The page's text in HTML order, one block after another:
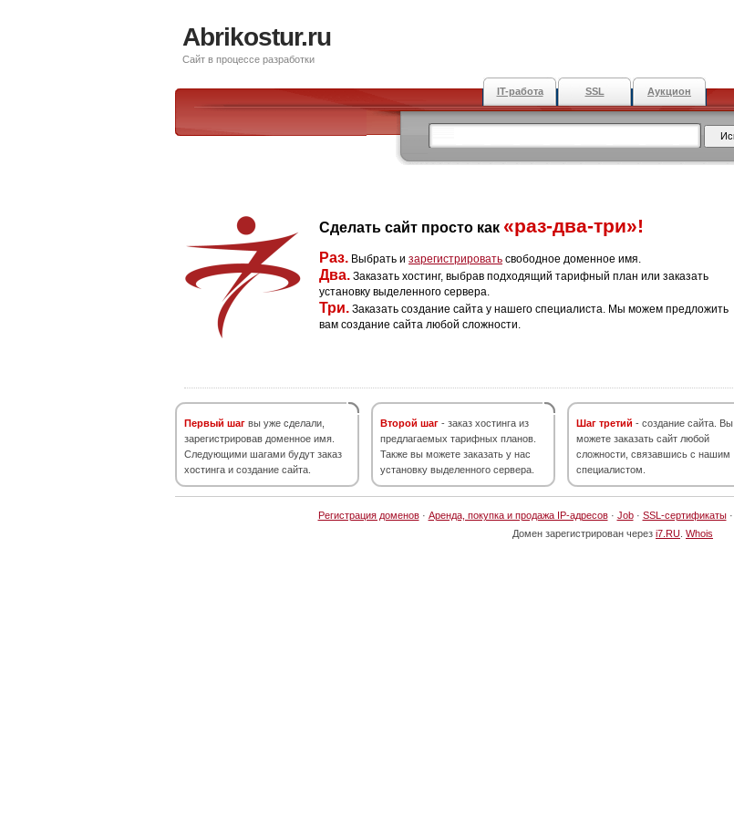
Abrikostur.ru
Сайт в процессе разработки
IT-работа SSL Аукцион
Сделать сайт просто как «раз-два-три»!
Раз. Выбрать и зарегистрировать свободное доменное имя.
Два. Заказать хостинг, выбрав подходящий тарифный план или заказать
установку выделенного сервера.
Три. Заказать создание сайта у нашего специалиста. Мы можем предложить
вам создание сайта любой сложности.
Первый шаг вы уже сделали,
зарегистрировав доменное имя.
Следующими шагами будут заказ
хостинга и создание сайта.
Второй шаг - заказ хостинга из
предлагаемых тарифных планов.
Также вы можете заказать у нас
установку выделенного сервера.
Шаг третий - создание сайта. Вы
можете заказать сайт любой
сложности, связавшись с нашим
специалистом.
Регистрация доменов· Аренда, покупка и продажа IP-адресов· Job· SSL-сертификаты·
Домен зарегистрирован через i7.RU Whois